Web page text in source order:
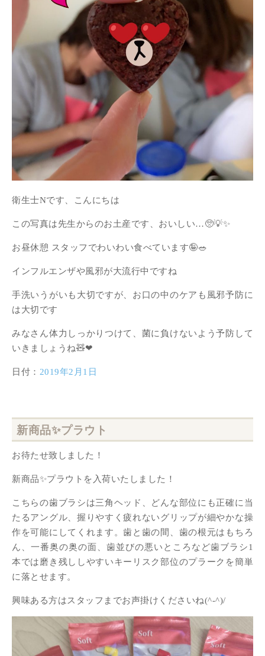
衛生士Nです、こんにちは
この写真は先生からのお土産です、おいしい…🥺💡✨
お昼休憩 スタッフでわいわい食べています🤪🥗
インフルエンザや風邪が大流行中ですね
手洗いうがいも大切ですが、お口の中のケアも風邪予防に
は大切です
みなさん体力しっかりつけて、菌に負けないよう予防して
いきましょうね🧸❤︎
日付： 2019年2月1日
新商品✨プラウト
お待たせ致しました！
新商品✨プラウトを入荷いたしました！
こちらの歯ブラシは三角ヘッド、どんな部位にも正確に当
たるアングル、握りやすく疲れないグリップが細やかな操
作を可能にしてくれます。歯と歯の間、歯の根元はもちろ
ん、一番奥の奥の面、歯並びの悪いところなど歯ブラシ1
本では磨き残ししやすいキーリスク部位のプラークを簡単
に落とせます。
興味ある方はスタッフまでお声掛けくださいね(^-^)/